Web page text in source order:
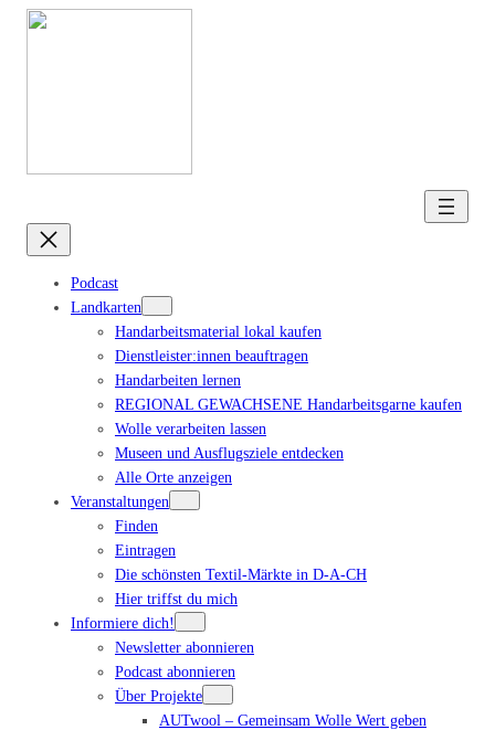
Podcast
Landkarten
Handarbeitsmaterial lokal kaufen
Dienstleister:innen beauftragen
Handarbeiten lernen
REGIONAL GEWACHSENE Handarbeitsgarne kaufen
Wolle verarbeiten lassen
Museen und Ausflugsziele entdecken
Alle Orte anzeigen
Veranstaltungen
Finden
Eintragen
Die schönsten Textil-Märkte in D-A-CH
Hier triffst du mich
Informiere dich!
Newsletter abonnieren
Podcast abonnieren
Über Projekte
AUTwool – Gemeinsam Wolle Wert geben